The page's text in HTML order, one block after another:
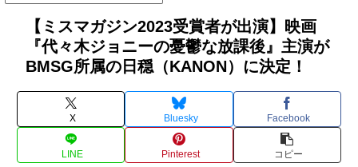
【ミスマガジン2023受賞者が出演】映画
『代々木ジョニーの憂鬱な放課後』主演が
BMSG所属の日穏（KANON）に決定！
X Bluesky Facebook
LINE Pinterest コピー